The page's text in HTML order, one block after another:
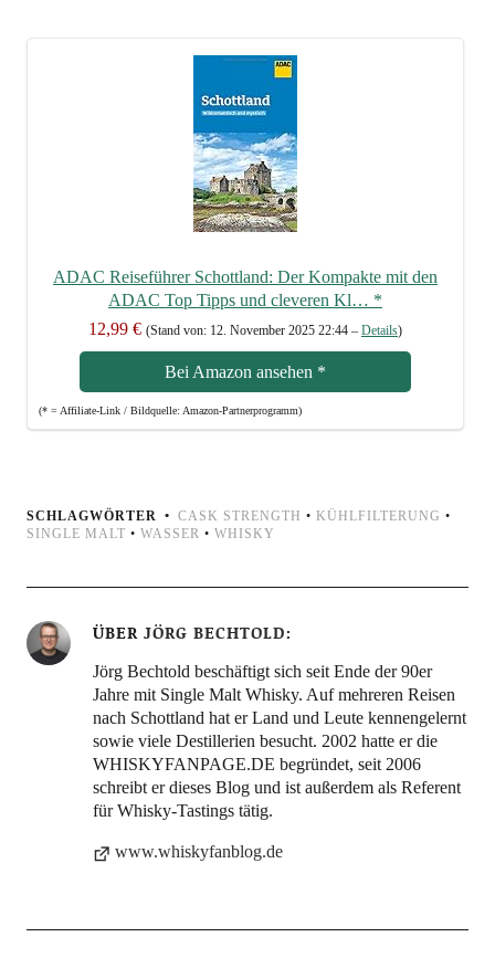
ADAC Rei­se­füh­rer Schott­land: Der Kom­pak­te mit den
ADAC Top Tipps und cle­ve­ren Kl… *
12,99 € (Stand von: 12. Novem­ber 2025 22:44 – Details)
Bei Ama­zon anse­hen *
(* = Affi­lia­te-Link / Bild­quel­le: Amazon-Partnerprogramm)
SCHLAGWÖRTER CASK STRENGTH • KÜHLFILTERUNG •
SINGLE MALT • WASSER • WHISKY
ÜBER JÖRG BECHTOLD
Jörg Bechtold beschäftigt sich seit Ende der 90er
Jahre mit Single Malt Whisky. Auf mehreren Reisen
nach Schottland hat er Land und Leute kennengelernt
sowie viele Destillerien besucht. 2002 hatte er die
WHISKYFANPAGE.DE begründet, seit 2006
schreibt er dieses Blog und ist außerdem als Referent
für Whisky-Tastings tätig.
www.whiskyfanblog.de